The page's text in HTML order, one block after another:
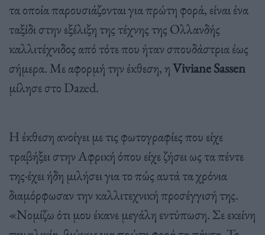
τα οποία παρουσιάζονται για πρώτη φορά, είναι ένα
ταξίδι στην εξέλιξη της τέχνης της Ολλανδής
καλλιτέχνιδος από τότε που ήταν σπουδάστρια έως
σήμερα. Με αφορμή την έκθεση, ηViviane Sassen
μίλησε στο Dazed.
Η έκθεση ανοίγει με τις φωτογραφίες που είχε
τραβήξει στην Αφρική όπου είχε ζήσει ως τα πέντε
της·έχει ήδη μιλήσει για το πώς αυτά τα χρόνια
διαμόρφωσαν την καλλιτεχνική προσέγγισή της.
«Νομίζω ότι μου έκανε μεγάλη εντύπωση. Σε εκείνη